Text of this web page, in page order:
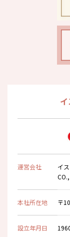
運営会社
イ
CO.,
本社所在地 〒
設立年月日